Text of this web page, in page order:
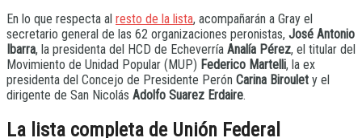
En lo que respecta al resto de la lista, acompañarán a Gray el
secretario general de las 62 organizaciones peronistas, José Antonio
Ibarra, la presidenta del HCD de Echeverría Analía Pérez, el titular del
Movimiento de Unidad Popular (MUP) Federico Martelli, la ex
presidenta del Concejo de Presidente Perón Carina Biroulet y el
dirigente de San Nicolás Adolfo Suarez Erdaire.
La lista completa de Unión Federal